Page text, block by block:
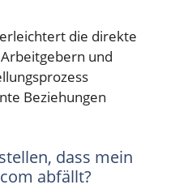
die direkte
und
Beziehungen
dass mein
abfällt?